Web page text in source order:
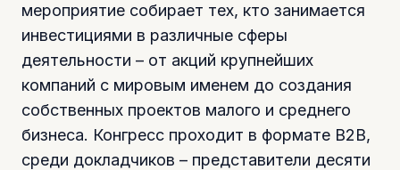
мероприятие собирает тех, кто занимается
инвестициями в различные сферы
деятельности – от акций крупнейших
компаний с мировым именем до создания
собственных проектов малого и среднего
бизнеса. Конгресс проходит в формате B2B,
среди докладчиков – представители десяти